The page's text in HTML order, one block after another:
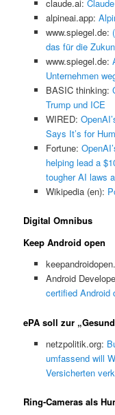
claude.ai: Claude
alpineai.app:
www.spiegel.de:
das für die
www.spiegel.de:
Unternehmen
BASIC thinking:
Trump und ICE
WIRED:
Says It’s for
Fortune:
helping lead a
tougher AI laws
Wikipedia (en):
Digital Omnibus
Keep Android open
Android
certified Android
ePA soll zur
netzpolitik.org:
umfassend will
Versicherten
Ring-Cameras als